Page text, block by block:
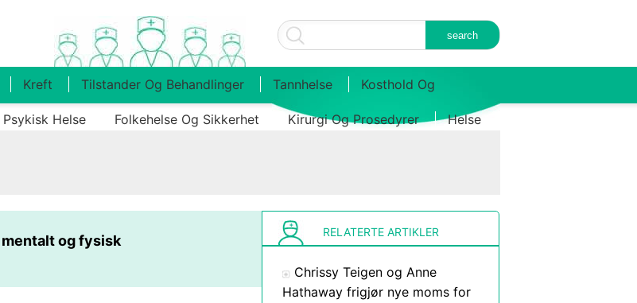
Kreft Tilstander Og Behandlinger Tannhelse Kosthold Og
Psykisk Helse Folkehelse Og Sikkerhet Kirurgi Og Prosedyrer Helse
og fysisk
RELATERTE ARTIKLER
Chrissy Teigen og Anne
Hathaway frigjør nye moms for